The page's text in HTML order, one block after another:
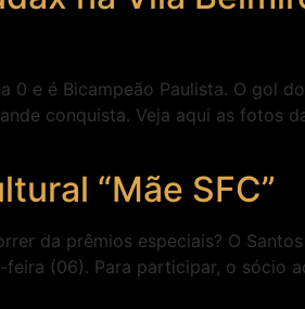
0 e é Bicampeão Paulista. O gol
conquista. Veja aqui as fotos
“Mãe SFC”
da prêmios especiais? O
(06). Para participar, o sócio